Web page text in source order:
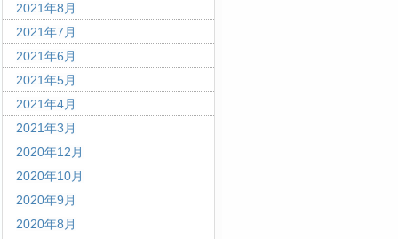
2021年8月
2021年7月
2021年6月
2021年5月
2021年4月
2021年3月
2020年12月
2020年10月
2020年9月
2020年8月